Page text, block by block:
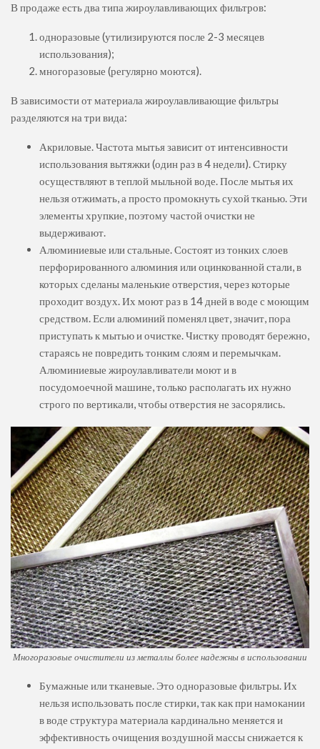
В продаже есть два типа жироулавливающих фильтров:
одноразовые (утилизируются после 2-3 месяцев
использования);
многоразовые (регулярно моются).
В зависимости от материала жироулавливающие фильтры
разделяются на три вида:
Акриловые. Частота мытья зависит от интенсивности
использования вытяжки (один раз в 4 недели). Стирку
осуществляют в теплой мыльной воде. После мытья их
нельзя отжимать, а просто промокнуть сухой тканью. Эти
элементы хрупкие, поэтому частой очистки не
выдерживают.
Алюминиевые или стальные. Состоят из тонких слоев
перфорированного алюминия или оцинкованной стали, в
которых сделаны маленькие отверстия, через которые
проходит воздух. Их моют раз в 14 дней в воде с моющим
средством. Если алюминий поменял цвет, значит, пора
приступать к мытью и очистке. Чистку проводят бережно,
стараясь не повредить тонким слоям и перемычкам.
Алюминиевые жироулавливатели моют и в
посудомоечной машине, только располагать их нужно
строго по вертикали, чтобы отверстия не засорялись.
Многоразовые очистители из металлы более надежны в использовании
Бумажные или тканевые. Это одноразовые фильтры. Их
нельзя использовать после стирки, так как при намокании
в воде структура материала кардинально меняется и
эффективность очищения воздушной массы снижается к